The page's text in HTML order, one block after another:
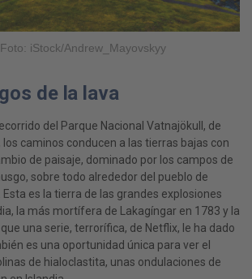
iStock/Andrew_Mayovskyy
de la lava
del Parque Nacional Vatnajökull, de
los caminos conducen a las tierras bajas con
de paisaje, dominado por los campos de
sobre todo alrededor del pueblo de
es la tierra de las grandes explosiones
la más mortífera de Lakagíngar en 1783 y la
una serie, terrorífica, de Netflix, le ha dado
es una oportunidad única para ver el
de hialoclastita, unas ondulaciones de